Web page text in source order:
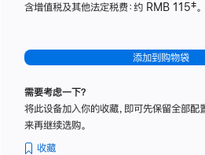
含增值税及其他法定税费：约 RMB 115‡。
添加到购物袋
需要考虑一下？
将此设备加入你的收藏，即可先保留全部配
来再继续选购。
收藏